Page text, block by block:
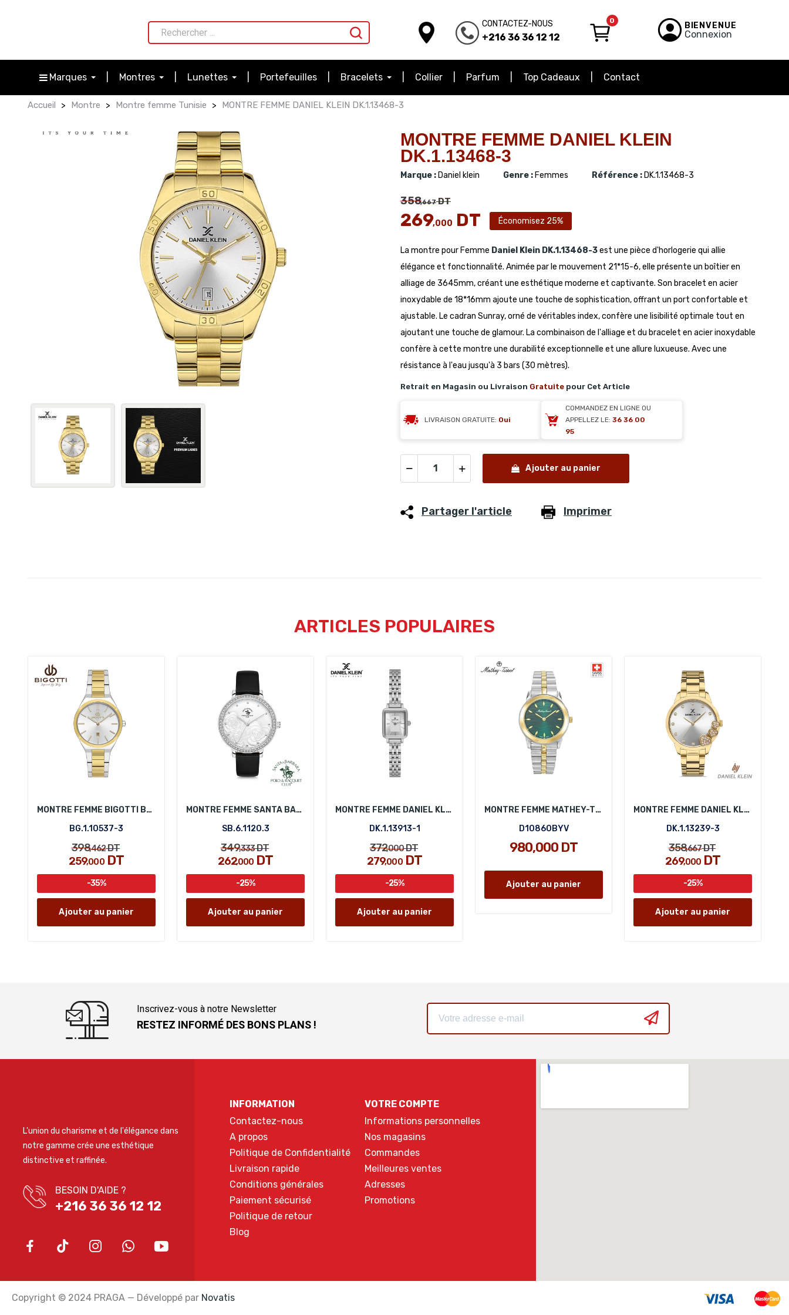
CONTACTEZ-NOUS
+216 36 36 12 12
0 BIENVENUE
Connexion
Marques Montres Lunettes Portefeuilles Bracelets Collier Parfum Top Cadeaux Contact
Accueil Montre Montre femme Tunisie MONTRE FEMME DANIEL KLEIN DK.1.13468-3
MONTRE FEMME DANIEL KLEIN
DK.1.13468-3
Marque : Daniel klein Genre : Femmes Référence : DK.1.13468-3
358,667DT
269,000 DT Économisez 25%
La montre pour Femme Daniel Klein DK.1.13468-3est une pièce d'horlogerie qui allie
élégance et fonctionnalité. Animée par le mouvement 21*15-6, elle présente un boîtier en
alliage de 3645mm, créant une esthétique moderne et captivante. Son bracelet en acier
inoxydable de 18*16mm ajoute une touche de sophistication, offrant un port confortable et
ajustable. Le cadran Sunray, orné de véritables index, confère une lisibilité optimale tout en
ajoutant une touche de glamour. La combinaison de l'alliage et du bracelet en acier inoxydable
confère à cette montre une durabilité exceptionnelle et une allure luxueuse. Avec une
résistance à l'eau jusqu'à 3 bars (30 mètres).
Retrait en Magasin ou Livraison Gratuite pour Cet Article
LIVRAISON GRATUITE: Oui
COMMANDEZ EN LIGNE OU
APPELLEZ LE: 36 36 00
95
Ajouter au panier
Partager l'article Imprimer
ARTICLES POPULAIRES
MONTRE FEMME BIGOTTI BG.1.10537-3
BG.1.10537-3
398,462DT
259,000DT
-35%
Ajouter au panier
MONTRE FEMME SANTA BARBARA POLO SB.6.1120.3
SB.6.1120.3
349,333DT
262,000 DT
-25%
Ajouter au panier
MONTRE FEMME DANIEL KLEIN DK.1.13913-1
DK.1.13913-1
372,000DT
279,000DT
-25%
Ajouter au panier
MONTRE FEMME MATHEY-TISSOT D10860BYV
D10860BYV
980,000 DT
Ajouter au panier
MONTRE FEMME DANIEL KLEIN DK.1.13239-3
DK.1.13239-3
358,667DT
269,000 DT
-25%
Ajouter au panier
Inscrivez-vous à notre Newsletter
RESTEZ INFORMÉ DES BONS PLANS !
L'union du charisme et de l'élégance dans
notre gamme crée une esthétique
distinctive et raffinée.
BESOIN D'AIDE ?
+216 36 36 12 12
INFORMATION
Contactez-nous
A propos
Politique de Confidentialité
Livraison rapide
Conditions générales
Paiement sécurisé
Politique de retour
Blog
VOTRE COMPTE
Informations personnelles
Nos magasins
Commandes
Meilleures ventes
Adresses
Promotions
Copyright © 2024 PRAGA — Développé par Novatis